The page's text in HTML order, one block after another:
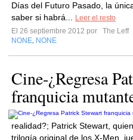
Días del Futuro Pasado, la
saber si habrá...
Leer el resto
El 26 septiembre 2012 por
The Leff
NONE NONE
Cine-¿Regresa
franquicia
realidad?; Patrick Stewart,
trilogía original de los X-Men,